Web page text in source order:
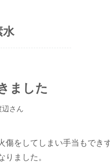
水
ました
辺さん
をしてしまい手当もでき
ました。